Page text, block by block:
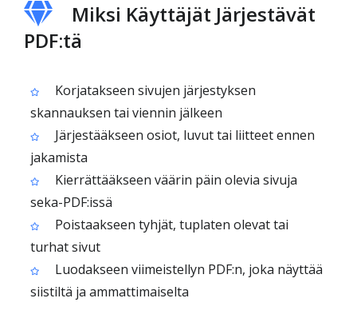
Miksi Käyttäjät Järjestävät
PDF:tä
Korjatakseen sivujen järjestyksen
skannauksen tai viennin jälkeen
Järjestääkseen osiot, luvut tai liitteet ennen
jakamista
Kierrättääkseen väärin päin olevia sivuja
seka-PDF:issä
Poistaakseen tyhjät, tuplaten olevat tai
turhat sivut
Luodakseen viimeistellyn PDF:n, joka näyttää
siistiltä ja ammattimaiselta